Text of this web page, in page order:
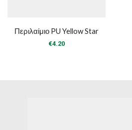
Περιλαίμιο PU Yellow Star
€4.20